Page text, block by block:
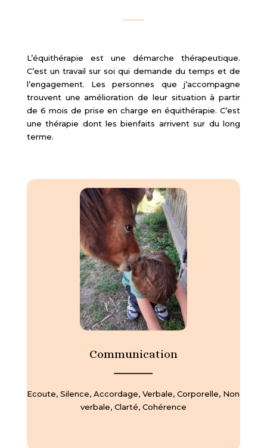
L’équithérapie est une démarche thérapeutique.
C’est un travail sur soi qui demande du temps et de
l’engagement. Les personnes que j’accompagne
trouvent une amélioration de leur situation à partir
de 6 mois de prise en charge en équithérapie. C’est
une thérapie dont les bienfaits arrivent sur du long
terme.
Communication
—————
Ecoute, Silence, Accordage, Verbale, Corporelle, Non
verbale, Clarté, Cohérence